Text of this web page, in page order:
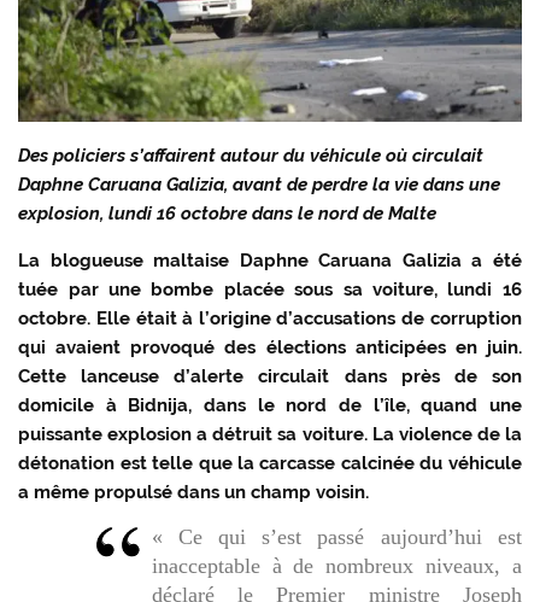
Des policiers s’affairent autour du véhicule où circulait
Daphne Caruana Galizia, avant de perdre la vie dans une
explosion, lundi 16 octobre dans le nord de Malte
La blogueuse maltaise Daphne Caruana Galizia a été
tuée par une bombe placée sous sa voiture, lundi 16
octobre. Elle était à l’origine d’accusations de corruption
qui avaient provoqué des élections anticipées en juin.
Cette lanceuse d’alerte circulait dans près de son
domicile à Bidnija, dans le nord de l’île, quand une
puissante explosion a détruit sa voiture. La violence de la
détonation est telle que la carcasse calcinée du véhicule
a même propulsé dans un champ voisin.
« Ce qui s’est passé aujourd’hui est
inacceptable à de nombreux niveaux, a
déclaré le Premier ministre Joseph